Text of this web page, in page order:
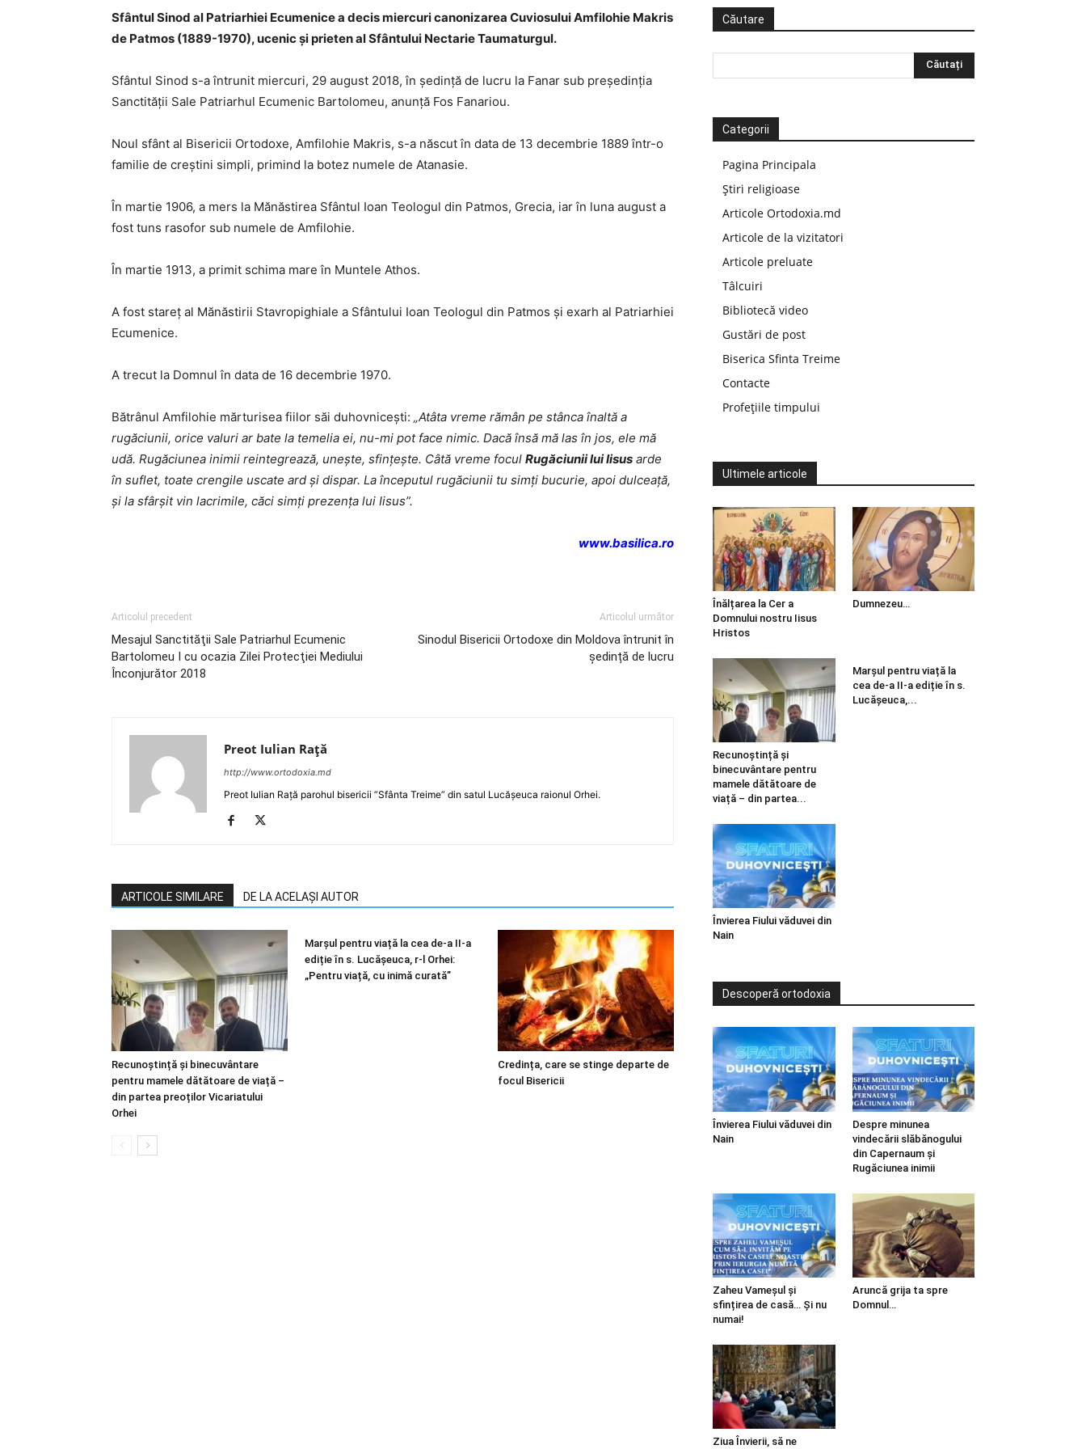
Sfântul Sinod al Patriarhiei Ecumenice a decis miercuri canonizarea Cuviosului Amfilohie Makris
de Patmos (1889-1970), ucenic și prieten al Sfântului Nectarie Taumaturgul.
Sfântul Sinod s-a întrunit miercuri, 29 august 2018, în ședință de lucru la Fanar sub președinția
Sanctității Sale Patriarhul Ecumenic Bartolomeu, anunță Fos Fanariou.
Noul sfânt al Bisericii Ortodoxe, Amfilohie Makris, s-a născut în data de 13 decembrie 1889 într-o
familie de creștini simpli, primind la botez numele de Atanasie.
În martie 1906, a mers la Mănăstirea Sfântul Ioan Teologul din Patmos, Grecia, iar în luna august a
fost tuns rasofor sub numele de Amfilohie.
În martie 1913, a primit schima mare în Muntele Athos.
A fost stareț al Mănăstirii Stavropighiale a Sfântului Ioan Teologul din Patmos și exarh al Patriarhiei
Ecumenice.
A trecut la Domnul în data de 16 decembrie 1970.
Bătrânul Amfilohie mărturisea fiilor săi duhovniceşti: „Atâta vreme rămân pe stânca înaltă a
rugăciunii, orice valuri ar bate la temelia ei, nu-mi pot face nimic. Dacă însă mă las în jos, ele mă
udă. Rugăciunea inimii reintegrează, uneşte, sfinţeşte. Câtă vreme focul Rugăciunii lui Iisus arde
în suflet, toate crengile uscate ard şi dispar. La începutul rugăciunii tu simţi bucurie, apoi dulceaţă,
şi la sfârşit vin lacrimile, căci simţi prezenţa lui Iisus”.
www.basilica.ro
Articolul precedent
Mesajul Sanctităţii Sale Patriarhul Ecumenic
Bartolomeu I cu ocazia Zilei Protecţiei Mediului
Înconjurător 2018
Articolul următor
Sinodul Bisericii Ortodoxe din Moldova întrunit în
ședință de lucru
Preot Iulian Raţă
http://www.ortodoxia.md
Preot Iulian Rață parohul bisericii ”Sfânta Treime” din satul Lucășeuca raionul Orhei.
ARTICOLE SIMILARE DE LA ACELAȘI AUTOR
Recunoștință și binecuvântare
pentru mamele dătătoare de viață –
din partea preoților Vicariatului
Orhei
Marșul pentru viață la cea de-a II-a
ediție în s. Lucășeuca, r-l Orhei:
„Pentru viață, cu inimă curată”
Credința, care se stinge departe de
focul Bisericii
Căutare
Categorii
Pagina Principala
Știri religioase
Articole Ortodoxia.md
Articole de la vizitatori
Articole preluate
Tâlcuiri
Bibliotecă video
Gustări de post
Biserica Sfinta Treime
Contacte
Profețiile timpului
Ultimele articole
Înălțarea la Cer a
Domnului nostru Iisus
Hristos
Dumnezeu…
Recunoștință și
binecuvântare pentru
mamele dătătoare de
viață – din partea...
Marșul pentru viață la
cea de-a II-a ediție în s.
Lucășeuca,...
Învierea Fiului văduvei din
Nain
Descoperă ortodoxia
Învierea Fiului văduvei din
Nain
Despre minunea
vindecării slăbănogului
din Capernaum și
Rugăciunea inimii
Zaheu Vameșul și
sfințirea de casă… Și nu
numai!
Aruncă grija ta spre
Domnul…
Ziua Învierii, să ne